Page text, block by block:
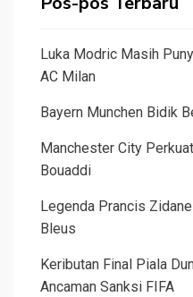
Luka Modric Masih
AC Milan
Bayern Munchen Bidik
Manchester City
Bouaddi
Legenda Prancis
Bleus
Keributan Final Piala
Ancaman Sanksi FIFA